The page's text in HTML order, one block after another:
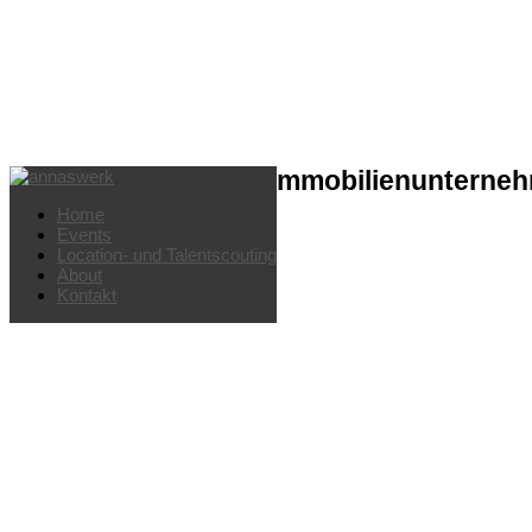
Home
Events
Location- und Talentscouting
About
Kontakt
Hotel-Eröffnung für